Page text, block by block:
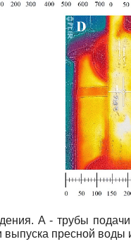
A - трубы
пресной